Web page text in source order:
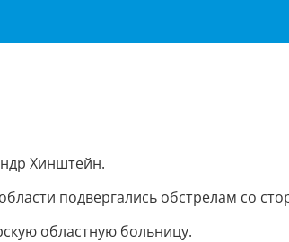
Хинштейн.
подвергались обстрелам со
областную больницу.